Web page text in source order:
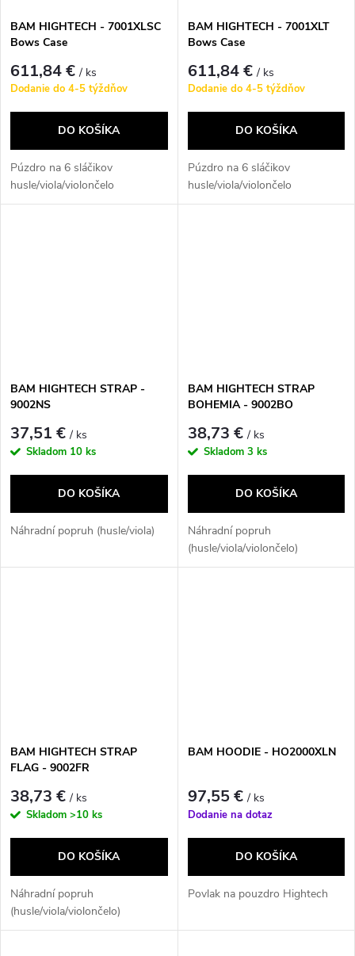
BAM HIGHTECH - 7001XLSC
Bows Case
611,84 €/ ks
Dodanie do 4-5 týždňov
DO KOŠÍKA
Púzdro na 6 sláčikov
husle/viola/violončelo
BAM HIGHTECH - 7001XLT
Bows Case
611,84 €/ ks
Dodanie do 4-5 týždňov
DO KOŠÍKA
Púzdro na 6 sláčikov
husle/viola/violončelo
BAM HIGHTECH STRAP -
9002NS
37,51 €/ ks
Skladom 10 ks
DO KOŠÍKA
Náhradní popruh (husle/viola)
BAM HIGHTECH STRAP
BOHEMIA - 9002BO
38,73 €/ ks
Skladom 3 ks
DO KOŠÍKA
Náhradní popruh
(husle/viola/violončelo)
BAM HIGHTECH STRAP
FLAG - 9002FR
38,73 €/ ks
Skladom >10 ks
DO KOŠÍKA
Náhradní popruh
(husle/viola/violončelo)
BAM HOODIE - HO2000XLN
97,55 €/ ks
Dodanie na dotaz
DO KOŠÍKA
Povlak na pouzdro Hightech